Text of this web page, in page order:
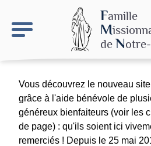
Famille
M
de Notre-
Faire un
Vous découvrez le nouveau
grâce à l'aide bénévole de
généreux bienfaiteurs (voir les
de page) : qu'ils soient ici
remerciés ! Depuis le 25 mai